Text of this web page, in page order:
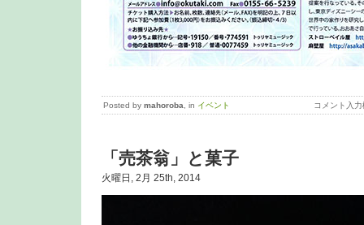
Posted by mahoroba , in イベント コメント入力
「売茶翁」と菓子
火曜日, 2月 25th, 2014